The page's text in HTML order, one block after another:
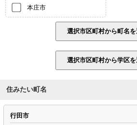
本庄市
住みたい町名
行田市